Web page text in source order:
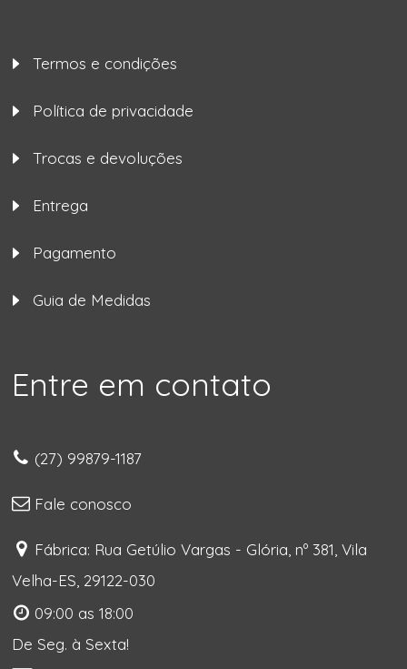
Termos e condições
Política de privacidade
Trocas e devoluções
Entrega
Pagamento
Guia de Medidas
Entre em contato
(27) 99879-1187
Fale conosco
Fábrica: Rua Getúlio Vargas - Glória, nº 381, Vila
Velha-ES, 29122-030
09:00 as 18:00
De Seg. à Sexta!